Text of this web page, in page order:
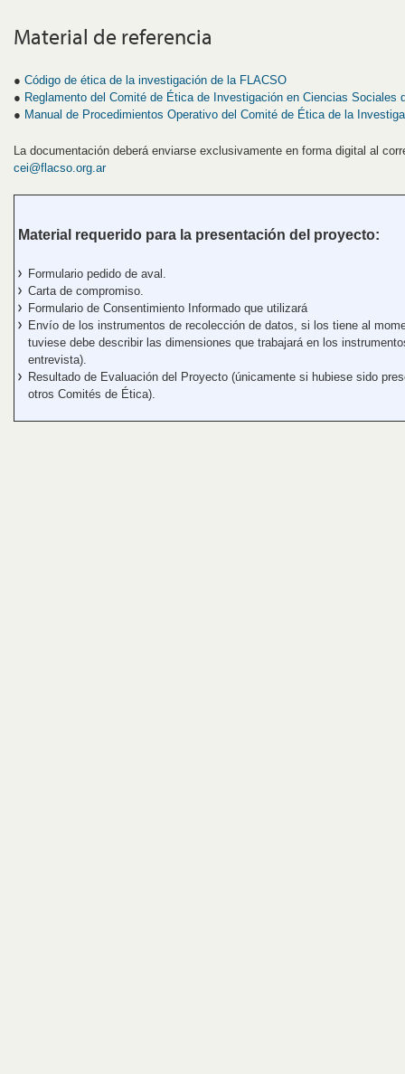
Material de referencia
● Código de ética de la investigación de la FLACSO
● Reglamento del Comité de Ética de Investigación en Ciencias Sociales
● Manual de Procedimientos Operativo del Comité de Ética de la
La documentación deberá enviarse exclusivamente en forma digital al
cei@flacso.org.ar
Material requerido para la presentación del proyecto:
Formulario pedido de aval.
Carta de compromiso.
Formulario de Consentimiento Informado que utilizará
Envío de los instrumentos de recolección de datos, si los tiene al
tuviese debe describir las dimensiones que trabajará en los
entrevista).
Resultado de Evaluación del Proyecto (únicamente si hubiese sido
otros Comités de Ética).